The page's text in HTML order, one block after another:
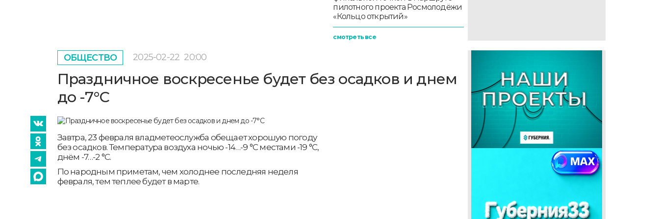
пилотного проекта Росмолодёжи
«Кольцо открытий»
смотреть все
ОБЩЕСТВО 2025-02-22 20:00
Праздничное воскресенье будет без осадков и днем
до -7°С
Завтра, 23 февраля владметеослужба обещает хорошую погоду
без осадков. Температура воздуха ночью -14…-9 °С местами -19 °С,
днём -7…-2 °С.
По народным приметам, чем холоднее последняя неделя
февраля, тем теплее будет в марте.